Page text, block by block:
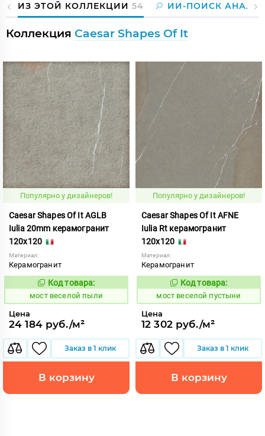
ИЗ ЭТОЙ КОЛЛЕКЦИИ 54 ИИ-ПОИСК
Коллекция Caesar Shapes Of It
Популярно у дизайнеров!
Caesar Shapes Of It AGLB
Iulia 20mm керамогранит
120x120
Материал:
Керамогранит
1016826
Код товара:
мост веселой пыли
Цена
24 184 руб./м²
Заказ в 1 клик
В корзину
Популярно у дизайнеров!
Caesar Shapes Of It AFNE
Iulia Rt керамогранит
120x120
Материал:
Керамогранит
1016825
Код товара:
мост веселой пустыни
Цена
12 302 руб./м²
Заказ в 1 клик
В корзину